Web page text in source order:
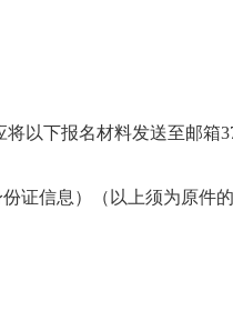
将以下报名材料发送至邮箱
证信息）（以上须为原件的